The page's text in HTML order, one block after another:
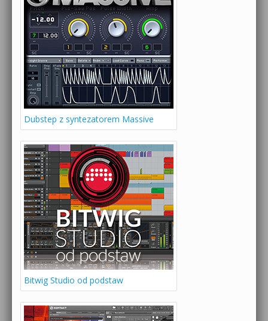
Dubstep z syntezatorem Massive
Bitwig Studio od podstaw